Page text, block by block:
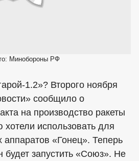
Минобороны РФ
1.2»? Второго ноября
сообщило о
на производство ракеты
хотели использовать для
аппаратов «Гонец». Теперь
запустить «Союз». Не